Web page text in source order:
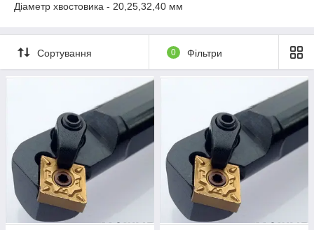
Діаметр хвостовика - 20,25,32,40 мм
Сортування 0 Фільтри